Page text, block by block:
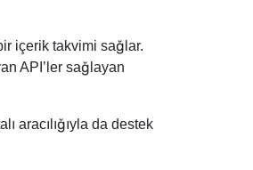
içerik takvimi sağlar.
API’ler sağlayan
aracılığıyla da destek